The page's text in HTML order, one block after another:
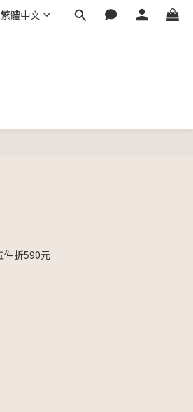
繁體中文
件折590元